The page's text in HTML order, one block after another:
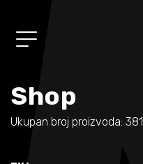
Album
"Mi"
Shop
Ukupan broj proizvoda: 381